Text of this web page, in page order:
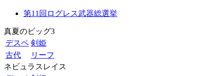
第11回ログレス武器総選挙
真夏のビッグ3
デスペ 剣姫
古代
リーフ
ネビュラスレイス